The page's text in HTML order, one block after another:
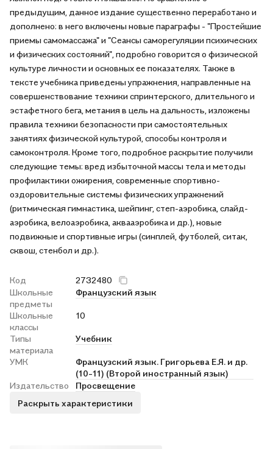
предыдущим, данное издание существенно переработано и
дополнено: в него включены новые параграфы - "Простейшие
приемы самомассажа" и "Сеансы саморегуляции психических
и физических состояний", подробно говорится о физической
культуре личности и основных ее показателях. Также в
тексте учебника приведены упражнения, направленные на
совершенствование техники спринтерского, длительного и
эстафетного бега, метания в цель на дальность, изложены
правила техники безопасности при самостоятельных
занятиях физической культурой, способы контроля и
самоконтроля. Кроме того, подробное раскрытие получили
следующие темы: вред избыточной массы тела и методы
профилактики ожирения, современные спортивно-
оздоровительные системы физических упражнений
(ритмическая гимнастика, шейпинг, степ-аэробика, слайд-
аэробика, велоаэробика, аквааэробика и др.), новые
подвижные и спортивные игры (синплей, футболей, ситак,
сквош, стенбол и др.).
Код
2732480
Школьные
предметы
Французский язык
Школьные
классы
10
Типы
материала
Учебник
УМК
Французский язык. Григорьева Е.Я. и др.
(10-11) (Второй иностранный язык)
Издательство
Просвещение
Раскрыть характеристики